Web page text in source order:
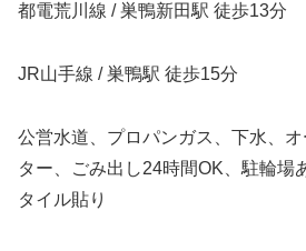
都電荒川線 / 巣鴨新田駅 徒歩13分
JR山手線 / 巣鴨駅 徒歩15分
公営水道、プロパンガス、下水、
ター、ごみ出し24時間OK、駐輪場
タイル貼り